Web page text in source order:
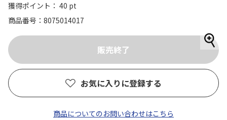
獲得ポイント： 40 pt
商品番号
8075014017
お気に入りに登録する
商品についてのお問い合わせはこちら